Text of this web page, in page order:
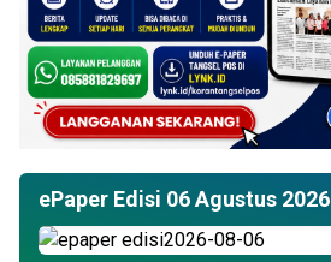
ePaper Edisi 06 Agustus 2026